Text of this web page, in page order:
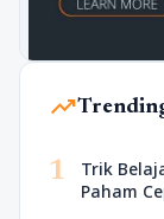
trending_up
1
Trik
Paham